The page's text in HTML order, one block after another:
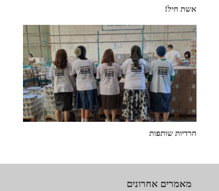
אשת חיל!
חרדיות שותפות
מאמרים אחרונים